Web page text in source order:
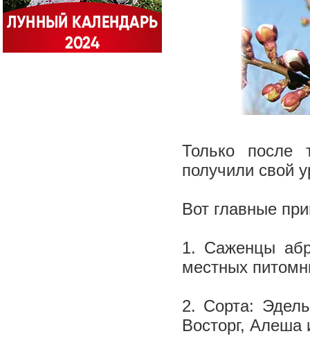
Только после
получили свой
Вот главные
1. Саженцы
местных
2. Сорта:
Восторг, Алеша